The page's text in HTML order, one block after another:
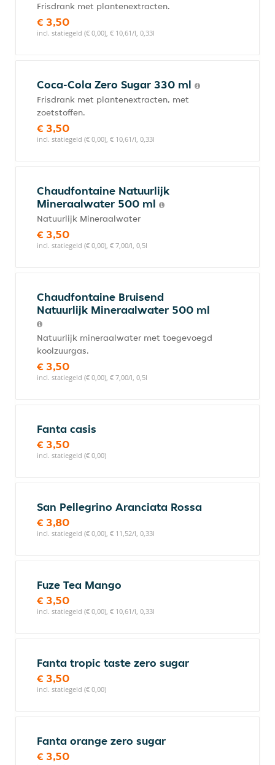
Frisdrank met plantenextracten.
€ 3,50
incl. statiegeld (€ 0,00), € 10,61/l, 0,33l
Coca-Cola Zero Sugar 330 ml
Frisdrank met plantenextracten, met
zoetstoffen.
€ 3,50
incl. statiegeld (€ 0,00), € 10,61/l, 0,33l
Chaudfontaine Natuurlijk
Mineraalwater 500 ml
Natuurlijk Mineraalwater
€ 3,50
incl. statiegeld (€ 0,00), € 7,00/l, 0,5l
Chaudfontaine Bruisend
Natuurlijk Mineraalwater 500 ml
Natuurlijk mineraalwater met toegevoegd
koolzuurgas.
€ 3,50
incl. statiegeld (€ 0,00), € 7,00/l, 0,5l
Fanta casis
€ 3,50
incl. statiegeld (€ 0,00)
San Pellegrino Aranciata Rossa
€ 3,80
incl. statiegeld (€ 0,00), € 11,52/l, 0,33l
Fuze Tea Mango
€ 3,50
incl. statiegeld (€ 0,00), € 10,61/l, 0,33l
Fanta tropic taste zero sugar
€ 3,50
incl. statiegeld (€ 0,00)
Fanta orange zero sugar
€ 3,50